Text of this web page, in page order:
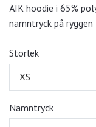
ÄIK hoodie i 65%
namntryck på
Storlek
XS
Namntryck